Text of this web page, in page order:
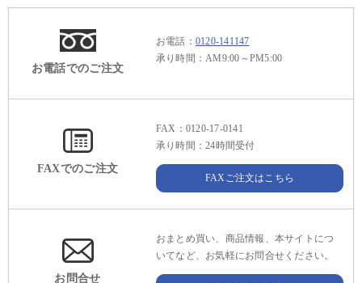
お電話でのご注文
お電話： 0120-141147
承り時間：AM9:00～PM5:00
FAXでのご注文
FAX：0120-17-0141
承り時間：24時間受付
FAXご注文はこちら
お問合せ
おまとめ買い、商品情報、本サイトにつ
いてなど、お気軽にお問合せください。